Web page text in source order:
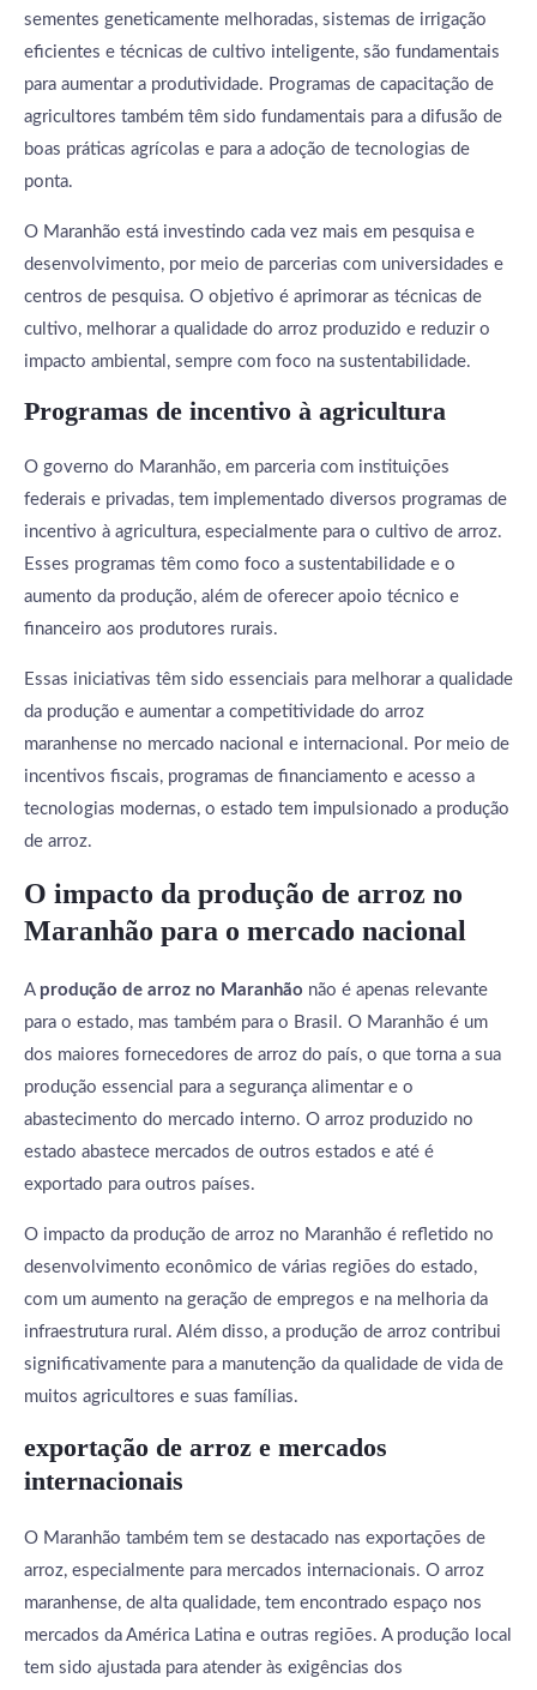
sementes geneticamente melhoradas, sistemas de irrigação
eficientes e técnicas de cultivo inteligente, são fundamentais
para aumentar a produtividade. Programas de capacitação de
agricultores também têm sido fundamentais para a difusão de
boas práticas agrícolas e para a adoção de tecnologias de
ponta.
O Maranhão está investindo cada vez mais em pesquisa e
desenvolvimento, por meio de parcerias com universidades e
centros de pesquisa. O objetivo é aprimorar as técnicas de
cultivo, melhorar a qualidade do arroz produzido e reduzir o
impacto ambiental, sempre com foco na sustentabilidade.
Programas de incentivo à agricultura
O governo do Maranhão, em parceria com instituições
federais e privadas, tem implementado diversos programas de
incentivo à agricultura, especialmente para o cultivo de arroz.
Esses programas têm como foco a sustentabilidade e o
aumento da produção, além de oferecer apoio técnico e
financeiro aos produtores rurais.
Essas iniciativas têm sido essenciais para melhorar a qualidade
da produção e aumentar a competitividade do arroz
maranhense no mercado nacional e internacional. Por meio de
incentivos fiscais, programas de financiamento e acesso a
tecnologias modernas, o estado tem impulsionado a produção
de arroz.
O impacto da produção de arroz no
Maranhão para o mercado nacional
A produção de arroz no Maranhão não é apenas relevante
para o estado, mas também para o Brasil. O Maranhão é um
dos maiores fornecedores de arroz do país, o que torna a sua
produção essencial para a segurança alimentar e o
abastecimento do mercado interno. O arroz produzido no
estado abastece mercados de outros estados e até é
exportado para outros países.
O impacto da produção de arroz no Maranhão é refletido no
desenvolvimento econômico de várias regiões do estado,
com um aumento na geração de empregos e na melhoria da
infraestrutura rural. Além disso, a produção de arroz contribui
significativamente para a manutenção da qualidade de vida de
muitos agricultores e suas famílias.
exportação de arroz e mercados
internacionais
O Maranhão também tem se destacado nas exportações de
arroz, especialmente para mercados internacionais. O arroz
maranhense, de alta qualidade, tem encontrado espaço nos
mercados da América Latina e outras regiões. A produção local
tem sido ajustada para atender às exigências dos